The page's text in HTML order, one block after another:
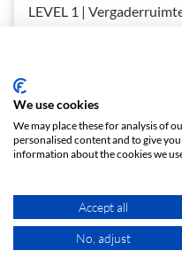
LEVEL 1 |
Hero Ruimte Directe
We use cookies
We may place these for analysis of
personalised content and to give
information about the cookies we
Accept all
No, adjust